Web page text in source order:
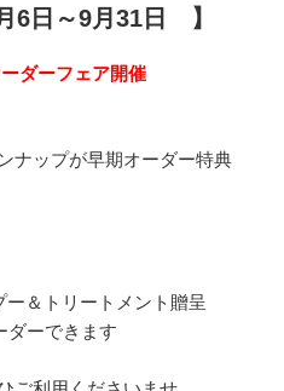
6日～9月31日 】
ダーフェア開催
ナップが早期オーダー特典
＆トリートメント贈呈
ダーできます